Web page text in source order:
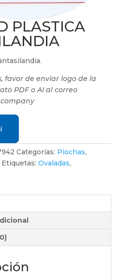
PLASTICA
favor de enviar logo de la
PDF o AI al correo
Categorías: Piochas,
Etiquetas: Ovaladas,